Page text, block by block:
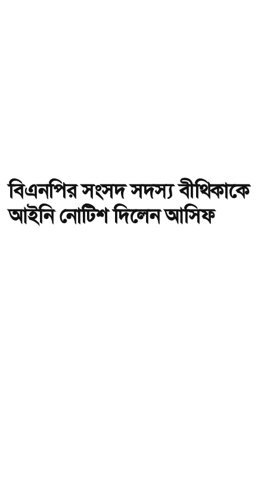
বিএনপির সংসদ সদস্য বীথিকাকে
আইনি নোটিশ দিলেন আসিফ